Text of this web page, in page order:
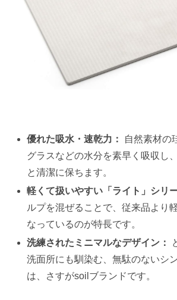
優れた吸水・速乾力：
自然素材の
グラスなどの水分を素早く吸収し
と清潔に保ちます。
軽くて扱いやすい「ライト」シリ
ルプを混ぜることで、従来品より
なっているのが特長です。
洗練されたミニマルなデザイン：
洗面所にも馴染む、無駄のないシ
は、さすがsoilブランドです。